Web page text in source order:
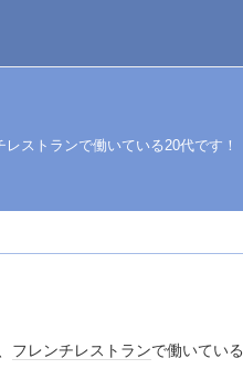
ストランで働いている20代です！
フレンチレストランで働いている